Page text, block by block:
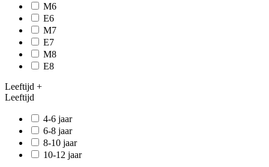
M6
E6
M7
E7
M8
E8
Leeftijd +
Leeftijd
4-6 jaar
6-8 jaar
8-10 jaar
10-12 jaar